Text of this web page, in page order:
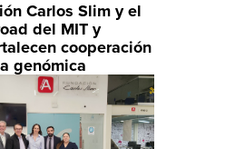
Carlos Slim y el
del MIT y
cooperación
genómica